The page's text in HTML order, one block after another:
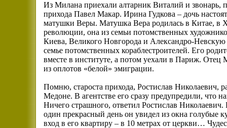
Из Милана приехали алтарник Виталий и звонарь,
прихода Павел Макар. Ирина Гудкова – дочь
матушки Веры. Матушка Вера родилась в Китае, в
революции, она из семьи потомственных
Киева, Великого Новгорода и Александро-
семье потомственных кораблестроителей. Его
вместе в институте, а потом уехали в Париж.
из оплотов «белой» эмиграции.
Помню, староста прихода, Ростислав Николаевич,
Медоне. В агентстве его сразу предупредили, что
Ничего страшного, ответил Ростислав
один прекрасный день он увидел из окна голубые
вход в его квартиру – в 10 метрах от церкви…